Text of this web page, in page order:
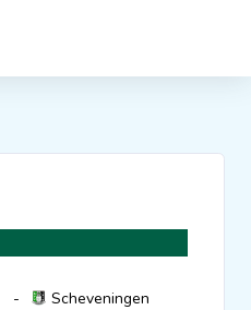
-
Scheveningen